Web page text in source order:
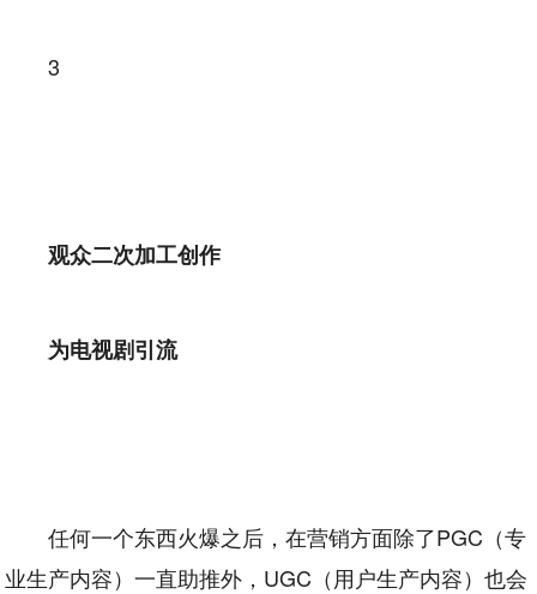
3
观众二次加工创作
为电视剧引流
任何一个东西火爆之后，在营销方面除了PGC（专
业生产内容）一直助推外，UGC（用户生产内容）也会